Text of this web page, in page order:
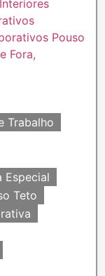
Trabalho
Especial
Teto